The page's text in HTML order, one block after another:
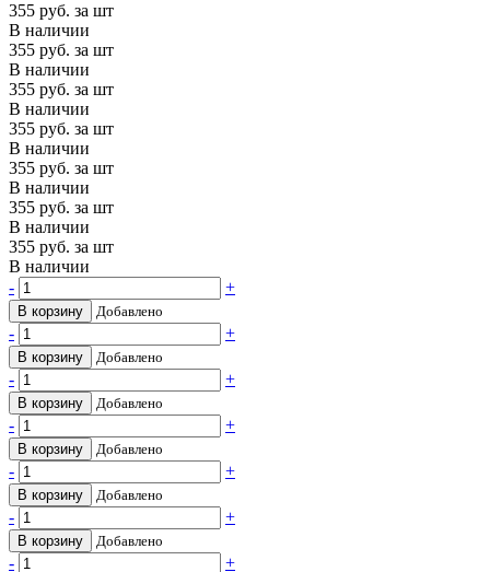
355 руб. за шт
В наличии
355 руб. за шт
В наличии
355 руб. за шт
В наличии
355 руб. за шт
В наличии
355 руб. за шт
В наличии
355 руб. за шт
В наличии
355 руб. за шт
В наличии
-
+
В корзину Добавлено
- +
В корзину Добавлено
- +
В корзину Добавлено
- +
В корзину Добавлено
- +
В корзину Добавлено
- +
В корзину Добавлено
- +